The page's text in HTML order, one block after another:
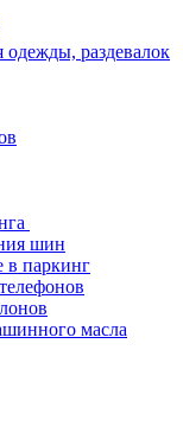
раздевалок
шин
паркинг
масла